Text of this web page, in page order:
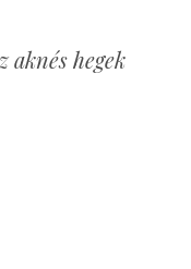
aknés hegek